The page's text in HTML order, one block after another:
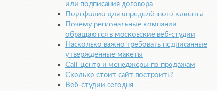
или подписания договора
Портфолио для определённого клиента
Почему региональные компании
обращаются в московские веб-студии
Насколько важно требовать подписанные
утверждённые макеты
Call-центр и менеджеры по продажам
Сколько стоит сайт построить?
Веб-студии сегодня